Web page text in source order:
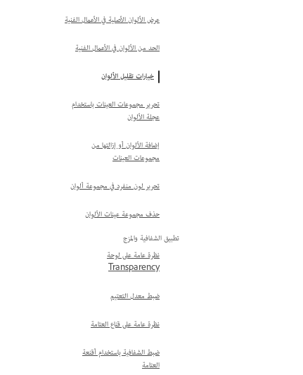
عرض الألوان الأصلية في الأعمال الفنية
الحد من الألوان في الأعمال الفنية
خيارات تقليل الألوان
تحرير مجموعات العينات باستخدام
عجلة الألوان
إضافة الألوان أو إزالتها من
مجموعات العينات
تحرير لون منفرد في مجموعة ألوان
حذف مجموعة عينات الألوان
تطبيق الشفافية والمزج
نظرة عامة على لوحة
Transparency
ضبط معدل التعتيم
نظرة عامة على قناع العتامة
ضبط الشفافية باستخدام أقنعة
العتامة